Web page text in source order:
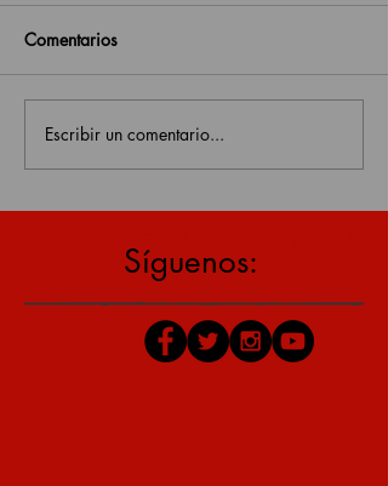
Comentarios
Escribir un comentario...
Síguenos: